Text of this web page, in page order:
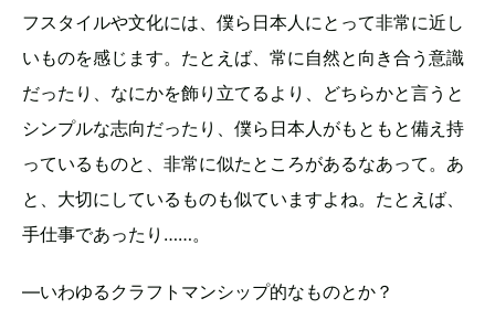
フスタイルや文化には、僕ら日本人にとって非常に近し
いものを感じます。たとえば、常に自然と向き合う意識
だったり、なにかを飾り立てるより、どちらかと言うと
シンプルな志向だったり、僕ら日本人がもともと備え持
っているものと、非常に似たところがあるなあって。あ
と、大切にしているものも似ていますよね。たとえば、
手仕事であったり……。
—いわゆるクラフトマンシップ的なものとか？